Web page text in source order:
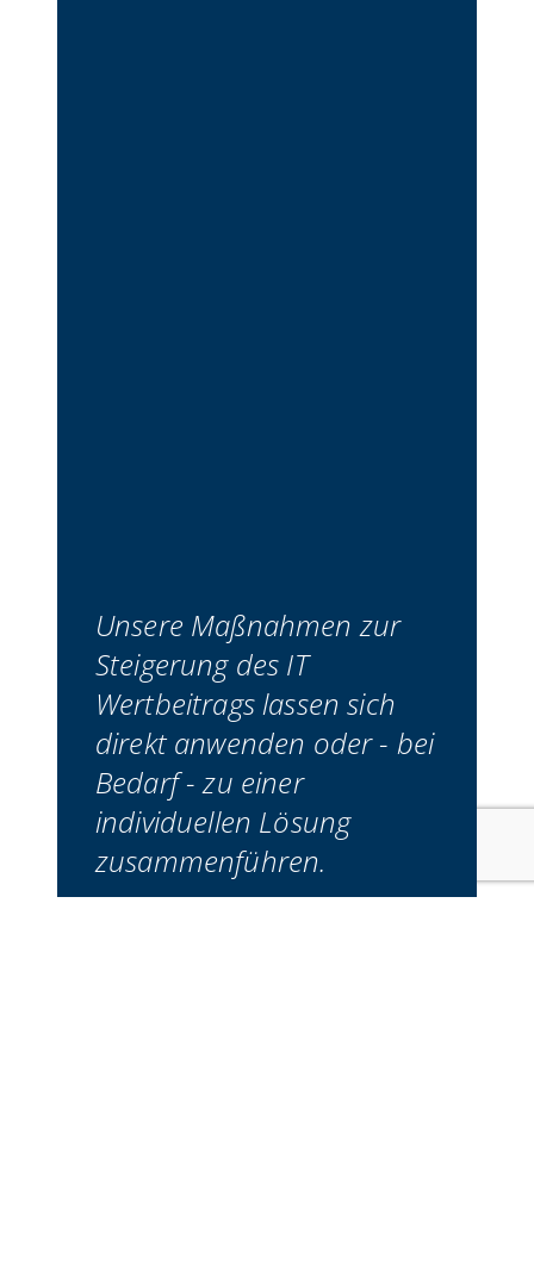
Unsere Maßnahmen zur
Steigerung des IT
Wertbeitrags lassen sich
direkt anwenden oder - bei
Bedarf - zu einer
individuellen Lösung
zusammenführen.